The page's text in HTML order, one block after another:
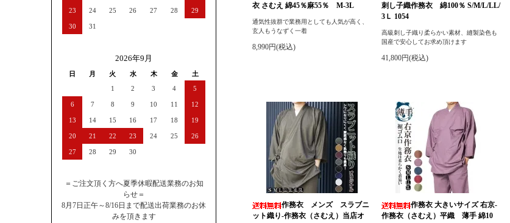
衣 さむえ 綿45％麻55％ M-3L
通気性抜群で業務用としても人気が高く、
玄人もうなずく一着
8,990円(税込)
刺し子織作務衣 綿100％ S/M/L/LL/
3Ｌ 1054
高級刺し子織り柔らかい素材、縫製染色も
国産で安心してお求め頂けます
41,800円(税込)
作務衣 メンズ スラブニ
ット織り-作務衣（さむえ）当店オ
作務衣 大きいサイズ 右京-
作務衣（さむえ）平織 薄手 綿10
23 24 25 26 27 28 29
30 31
2026年9月
日 月 火 水 木 金
土
1
2 3 4 5
6 7 8 9 10 11 12
13 14 15 16 17 18 19
20 21 22 23 24 25 26
27 28 29 30
＝ご注文頂く方へ夏季休暇配送業務のお知
らせ＝
8月7日正午～8/16日まで配送出荷業務のお休
みを頂きます